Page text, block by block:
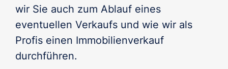
wir Sie auch zum Ablauf eines
eventuellen Verkaufs und wie wir als
Profis einen Immobilienverkauf
durchführen.